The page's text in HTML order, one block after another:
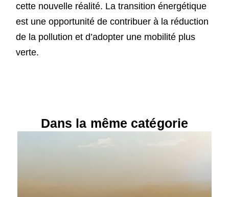
cette nouvelle réalité. La transition énergétique
est une opportunité de contribuer à la réduction
de la pollution et d’adopter une mobilité plus
verte.
Dans la même catégorie